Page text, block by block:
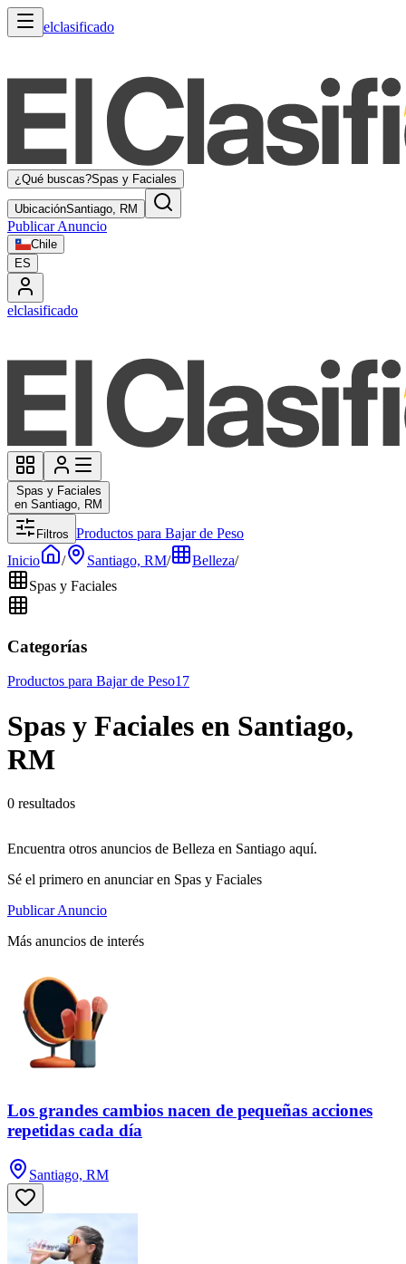
elclasificado
¿Qué buscas?Spas y Faciales
UbicaciónSantiago, RM
Publicar Anuncio
Chile
ES
elclasificado
Spas y Faciales
en Santiago, RM
Filtros Productos para Bajar de Peso
Inicio
/ Santiago, RM/ Belleza/
Spas y Faciales
Categorías
Productos para Bajar de Peso17
Spas y Faciales en Santiago,
RM
0 resultados
Encuentra otros anuncios de Belleza en Santiago aquí.
Sé el primero en anunciar en Spas y Faciales
Publicar Anuncio
Más anuncios de interés
Los grandes cambios nacen de pequeñas acciones
repetidas cada día
Santiago, RM